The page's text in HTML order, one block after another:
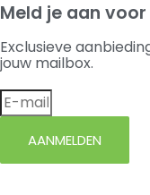
Meld je aan
Exclusieve
jouw mailbox.
AANMELDEN